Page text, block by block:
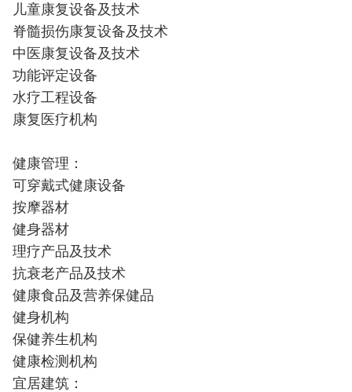
儿童康复设备及技术
脊髓损伤康复设备及技术
中医康复设备及技术
功能评定设备
水疗工程设备
康复医疗机构
健康管理：
可穿戴式健康设备
按摩器材
健身器材
理疗产品及技术
抗衰老产品及技术
健康食品及营养保健品
健身机构
保健养生机构
健康检测机构
宜居建筑：